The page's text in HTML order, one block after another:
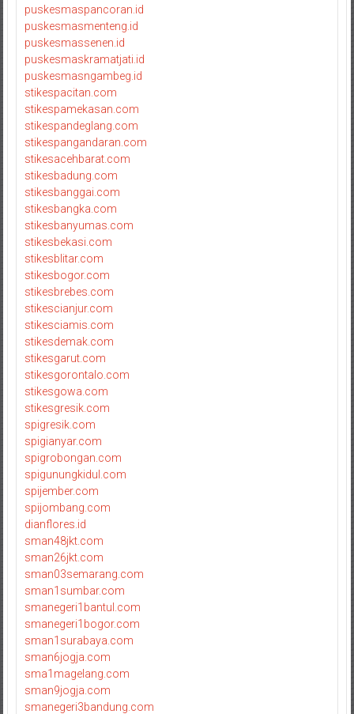
puskesmaspancoran.id
puskesmasmenteng.id
puskesmassenen.id
puskesmaskramatjati.id
puskesmasngambeg.id
stikespacitan.com
stikespamekasan.com
stikespandeglang.com
stikespangandaran.com
stikesacehbarat.com
stikesbadung.com
stikesbanggai.com
stikesbangka.com
stikesbanyumas.com
stikesbekasi.com
stikesblitar.com
stikesbogor.com
stikesbrebes.com
stikescianjur.com
stikesciamis.com
stikesdemak.com
stikesgarut.com
stikesgorontalo.com
stikesgowa.com
stikesgresik.com
spigresik.com
spigianyar.com
spigrobongan.com
spigunungkidul.com
spijember.com
spijombang.com
dianflores.id
sman48jkt.com
sman26jkt.com
sman03semarang.com
sman1sumbar.com
smanegeri1bantul.com
smanegeri1bogor.com
sman1surabaya.com
sman6jogja.com
sma1magelang.com
sman9jogja.com
smanegeri3bandung.com